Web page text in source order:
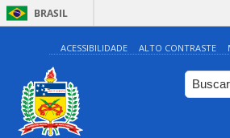
BRASIL
ACESSIBILIDADE ALTO CONTRASTE